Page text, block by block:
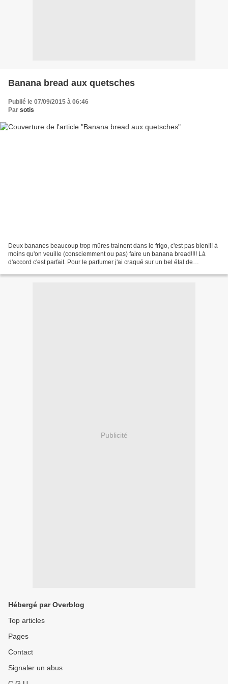
Banana bread aux quetsches
Publié le 07/09/2015 à 06:46
Par sotis
Deux bananes beaucoup trop mûres trainent dans le frigo, c'est pas bien!!! à
moins qu'on veuille (consciemment ou pas) faire un banana bread!!!! Là
d'accord c'est parfait. Pour le parfumer j'ai craqué sur un bel étal de
Publicité
Hébergé par Overblog
Top articles
Pages
Contact
Signaler un abus